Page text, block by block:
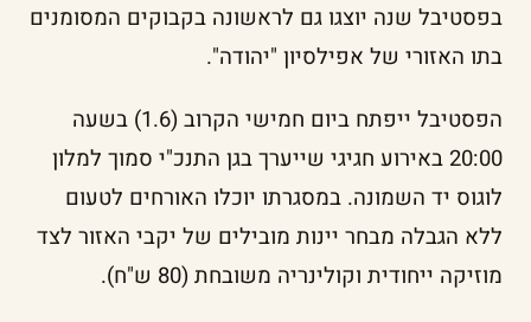
בפסטיבל שנה יוצגו גם לראשונה בקבוקים המסומנים
בתו האזורי של אפילסיון "יהודה".
הפסטיבל ייפתח ביום חמישי הקרוב (1.6) בשעה
20:00 באירוע חגיגי שייערך בגן התנכ"י סמוך למלון
לוגוס יד השמונה. במסגרתו יוכלו האורחים לטעום
ללא הגבלה מבחר יינות מובילים של יקבי האזור לצד
מוזיקה ייחודית וקולינריה משובחת (80 ש"ח).